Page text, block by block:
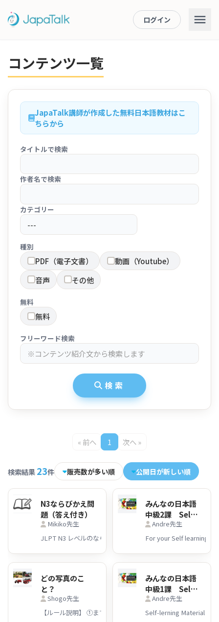
ログイン
コンテンツ一覧
JapaTalk講師が作成した無料日本語教材はこ
ちらから
タイトルで検索
作者名で検索
カテゴリー
種別
PDF（電子文書）
動画（Youtube）
音声
その他
無料
無料
フリーワード検索
検索
« 前へ 1 次へ »
検索結果23件 販売数が多い順 公開日が新しい順
N3ならびかえ問
題（答え付き）
Mikiko先生
JLPT N3 レベルのならび
みんなの日本語
中級2課 Self-
learning
Material
Andre先生
For your Self learning of
どの写真のこ
と？
Shogo先生
みんなの日本語
中級1課 Self-
learning
Material
Andre先生